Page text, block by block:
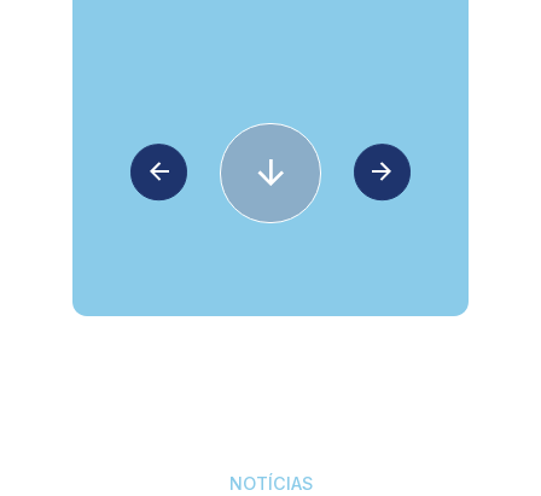
NOTÍCIAS